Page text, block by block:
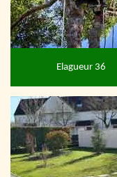
Elagueur 36